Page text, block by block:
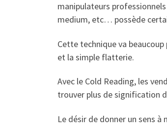
manipulateurs
medium, etc… possède
Cette technique va
et la simple flatterie.
Avec le Cold Reading, les
trouver plus de signification
Le désir de donner un sens